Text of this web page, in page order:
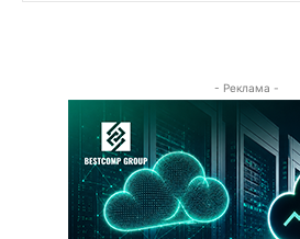
- Реклама -